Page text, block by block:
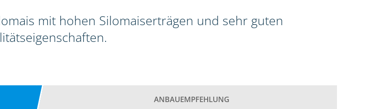
mit hohen Silomaiserträgen und sehr guten
ANBAUEMPFEHLUNG